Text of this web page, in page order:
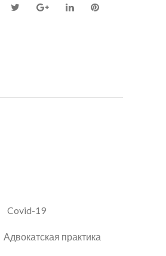
FacebookTwitter Google+LinkedIn
Covid-19
Адвокатская практика